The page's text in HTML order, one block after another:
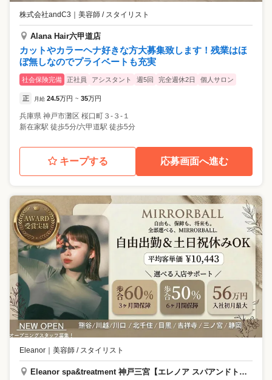
株式会社andC3 美容師 / スタイリスト
Alana Hair六甲道店
カットやカラーヘナ好きな方大募集致します！残業はほ
ぼ無しなのでプライベートも充実
社会保険完備 正社員 アシスタント 週5回 完全週休2日 個人サロン
正 月給 24.5万円 ~ 35万円
兵庫県 神戸市灘区 桜口町３-３-１
新在家駅 徒歩5分/六甲道駅 徒歩5分
キープする 応募画面へ進む
Eleanor 美容師 / スタイリスト
Eleanor spa&treatment 神戸三宮【エレノア スパアンドトリートメント】